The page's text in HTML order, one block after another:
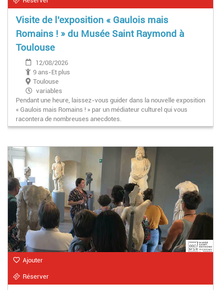
Visite de l’exposition « Gaulois mais
Romains ! » du Musée Saint Raymond à
Toulouse
12/08/2026
9 ans-Et plus
Toulouse
variables
Pendant une heure, laissez-vous guider dans la nouvelle exposition
« Gaulois mais Romains ! » par un médiateur culturel qui vous
racontera de nombreuses anecdotes.
Ajouter
Réserver